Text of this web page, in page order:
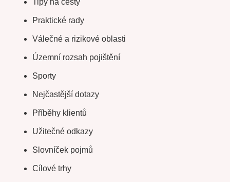
Tipy na cesty
Praktické rady
Válečné a rizikové oblasti
Územní rozsah pojištění
Sporty
Nejčastější dotazy
Příběhy klientů
Užitečné odkazy
Slovníček pojmů
Cílové trhy